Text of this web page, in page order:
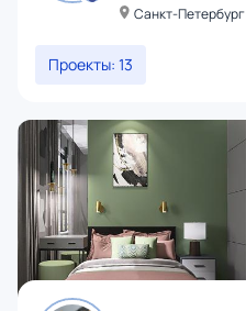
Санкт-Петербург
Проекты: 13